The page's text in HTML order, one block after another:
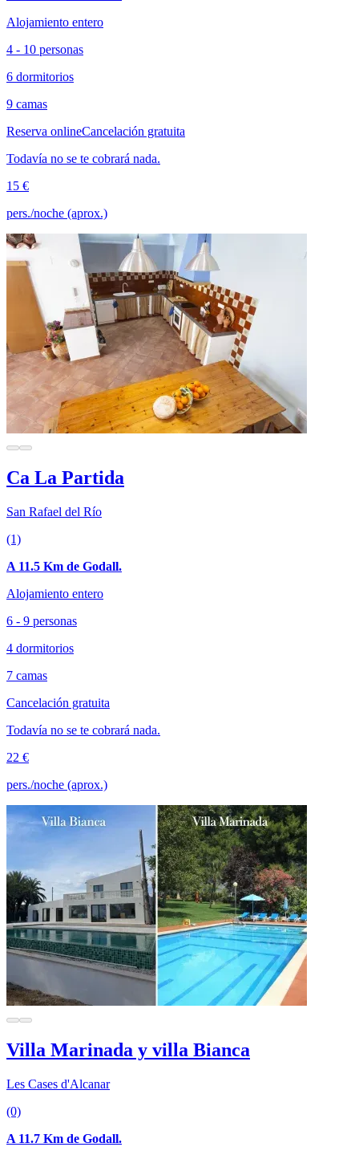
Alojamiento entero
4 - 10 personas
6 dormitorios
9 camas
Reserva onlineCancelación gratuita
Todavía no se te cobrará nada.
15 €
pers./noche (aprox.)
Ca La Partida
San Rafael del Río
(1)
A 11.5 Km de Godall.
Alojamiento entero
6 - 9 personas
4 dormitorios
7 camas
Cancelación gratuita
Todavía no se te cobrará nada.
22 €
pers./noche (aprox.)
Villa Marinada y villa Bianca
Les Cases d'Alcanar
(0)
A 11.7 Km de Godall.